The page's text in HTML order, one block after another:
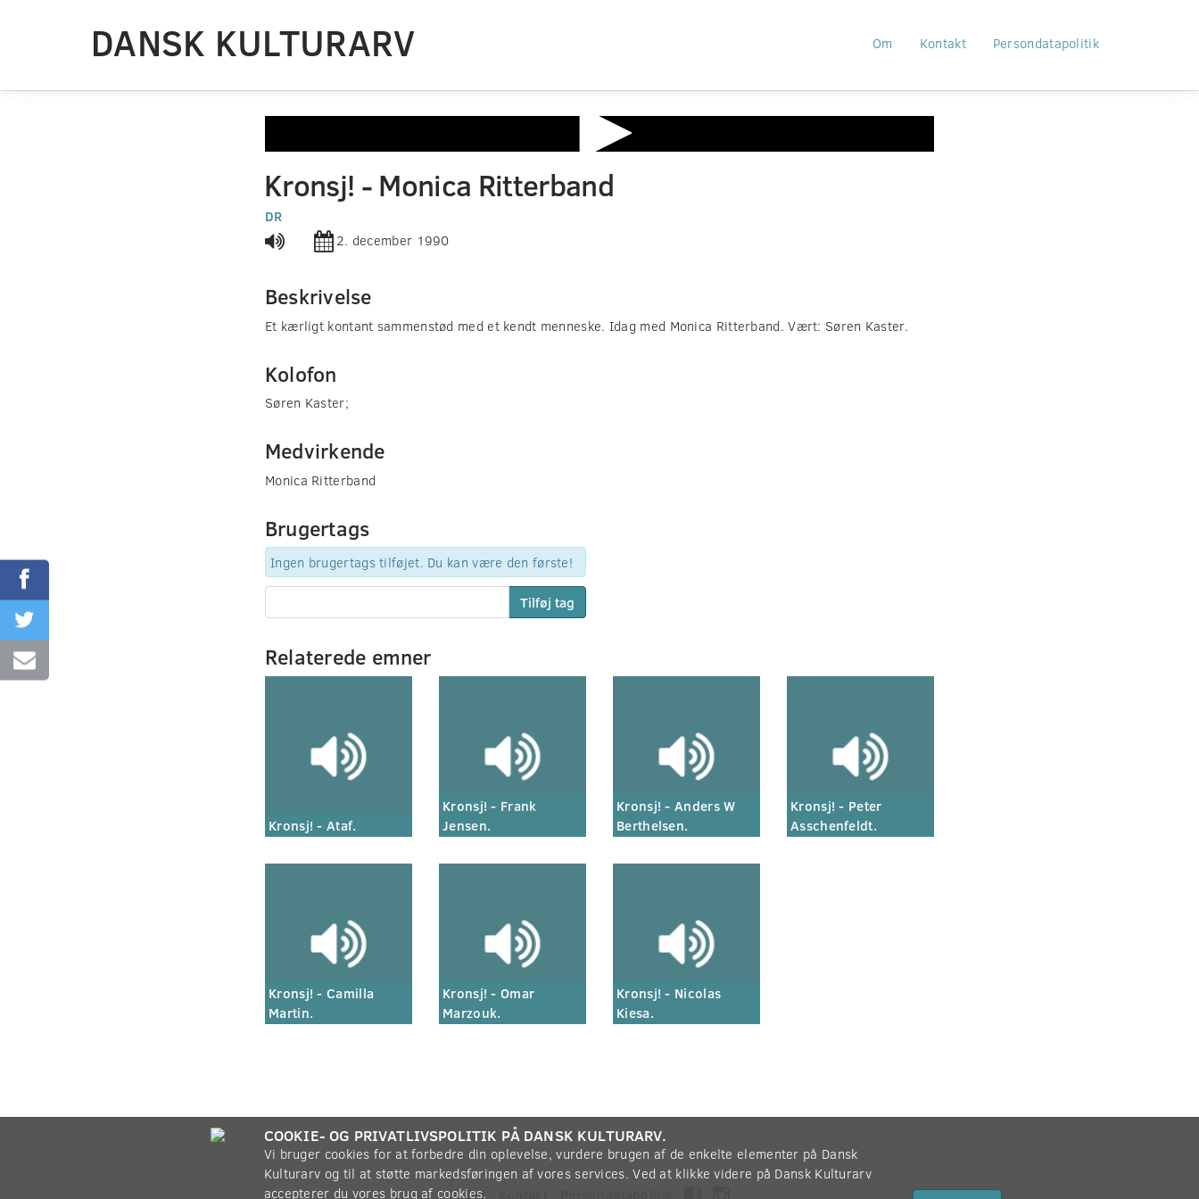
DANSK KULTURARV Om Kontakt Persondatapolitik
of
0
seconds
Kronsj! - Monica Ritterband
DR
2. december 1990
Beskrivelse
Et kærligt kontant sammenstød med et kendt menneske. Idag med Monica Ritterband. Vært: Søren Kaster.
Kolofon
Søren Kaster;
Medvirkende
Monica Ritterband
Brugertags
Ingen brugertags tilføjet. Du kan være den første!
Tilføj tag
Relaterede emner
Kronsj! - Ataf.
Kronsj! - Frank
Jensen.
Kronsj! - Anders W
Berthelsen.
Kronsj! - Peter
Asschenfeldt.
Kronsj! - Camilla
Martin.
Kronsj! - Omar
Marzouk.
Kronsj! - Nicolas
Kiesa.
Om
COOKIE- OG PRIVATLIVSPOLITIK PÅ DANSK KULTURARV.
Vi bruger cookies for at forbedre din oplevelse, vurdere brugen af de enkelte elementer på Dansk
Kulturarv og til at støtte markedsføringen af vores services. Ved at klikke videre på Dansk Kulturarv
accepterer du vores brug af cookies.